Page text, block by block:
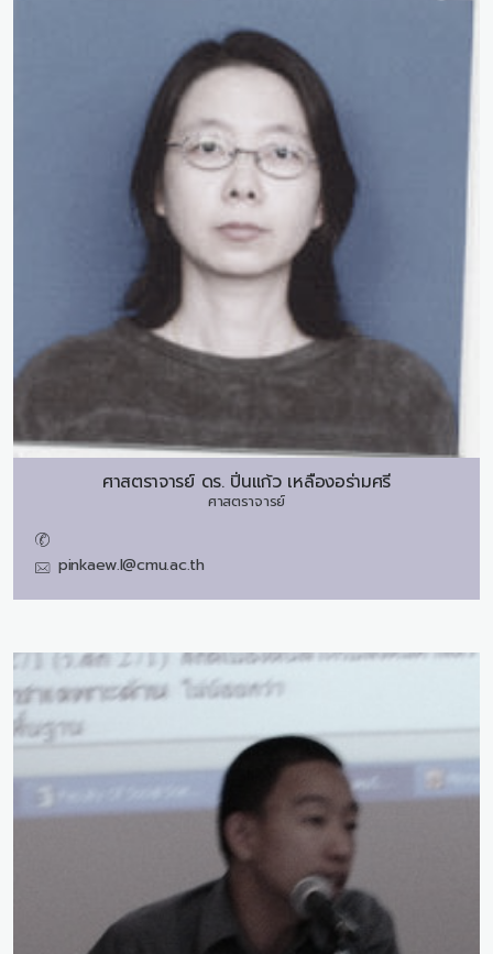
ศาสตราจารย์ ดร. ปิ่นแก้ว เหลืองอร่ามศรี
ศาสตราจารย์
pinkaew.l@cmu.ac.th